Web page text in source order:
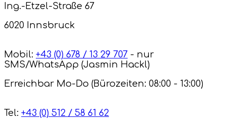
Ing.-Etzel-Straße 67
6020 Innsbruck
Mobil: +43 (0) 678 / 13 29 707 - nur
SMS/WhatsApp (Jasmin Hackl)
Erreichbar Mo-Do (Bürozeiten: 08:00 - 13:00)
Tel: +43 (0) 512 / 58 61 62